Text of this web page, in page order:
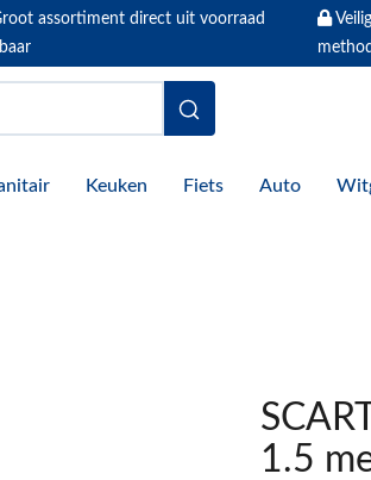
assortiment direct uit voorraad
Keuken Fiets Auto
1.5